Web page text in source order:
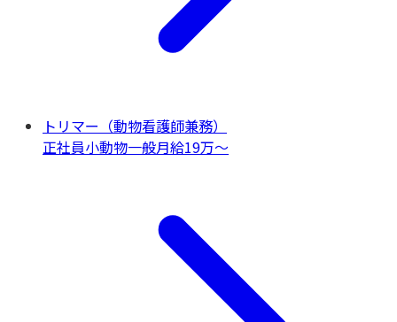
トリマー（動物看護師兼務）
正社員小動物一般月給19万〜